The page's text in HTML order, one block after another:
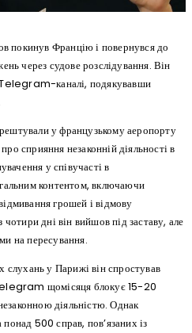
Францію і повернувся до
через судове розслідування. Він
Telegram-каналі, подякувавши
у французькому аеропорту
сприяння незаконній діяльності в
у співучасті в
контентом, включаючи
грошей і відмову
дні він вийшов під заставу, але
на пересування.
слухань у Парижі він спростував
щомісяця блокує 15-20
діяльністю. Однак
500 справ, пов’язаних із